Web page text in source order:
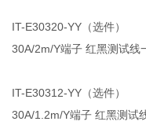
IT-E30320-YY（选件）
30A/2m/Y端子 红黑测试线
IT-E30312-YY（选件）
30A/1.2m/Y端子 红黑测试